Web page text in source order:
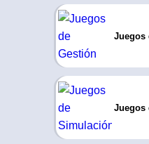
Juegos
Juegos